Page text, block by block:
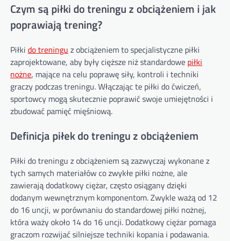
Czym są piłki do treningu z obciążeniem i jak
poprawiają trening?
Piłki do treningu z obciążeniem to specjalistyczne piłki
zaprojektowane, aby były cięższe niż standardowe piłki
nożne, mające na celu poprawę siły, kontroli i techniki
graczy podczas treningu. Włączając te piłki do ćwiczeń,
sportowcy mogą skutecznie poprawić swoje umiejętności i
zbudować pamięć mięśniową.
Definicja piłek do treningu z obciążeniem
Piłki do treningu z obciążeniem są zazwyczaj wykonane z
tych samych materiałów co zwykłe piłki nożne, ale
zawierają dodatkowy ciężar, często osiągany dzięki
dodanym wewnętrznym komponentom. Zwykle ważą od 12
do 16 uncji, w porównaniu do standardowej piłki nożnej,
która waży około 14 do 16 uncji. Dodatkowy ciężar pomaga
graczom rozwijać silniejsze techniki kopania i podawania.